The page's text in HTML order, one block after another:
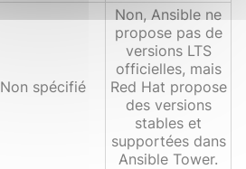
Non spécifié
Non, Ansible ne
propose pas de
versions LTS
officielles, mais
Red Hat propose
des versions
stables et
supportées dans
Ansible Tower.